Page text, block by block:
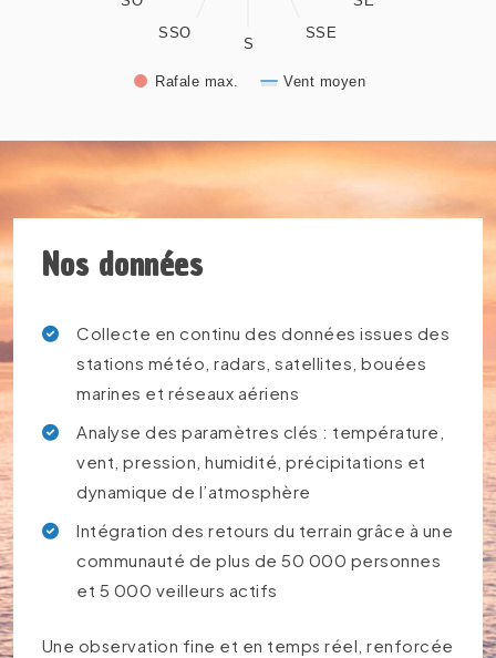
Rafale max. Vent moyen
SSE
S
SSO
Nos données
Collecte en continu des données issues des
stations météo, radars, satellites, bouées
marines et réseaux aériens
Analyse des paramètres clés : température,
vent, pression, humidité, précipitations et
dynamique de l’atmosphère
Intégration des retours du terrain grâce à une
communauté de plus de 50 000 personnes
et 5 000 veilleurs actifs
Une observation fine et en temps réel, renforcée